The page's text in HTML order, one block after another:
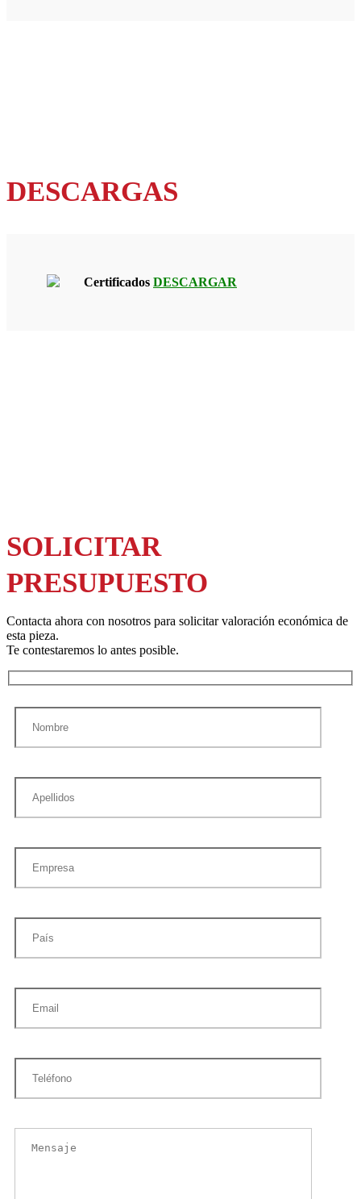
DESCARGAS
Certificados DESCARGAR
SOLICITAR
PRESUPUESTO
Contacta ahora con nosotros para solicitar valoración económica de
esta pieza.
Te contestaremos lo antes posible.